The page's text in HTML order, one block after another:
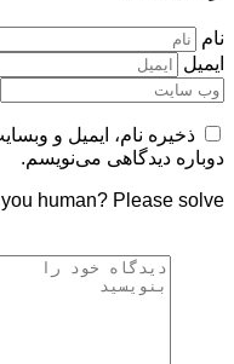
نام
ایمیل
ذخیره نام، ایمیل و
دوباره دیدگاهی می‌نویسم.
human? Please solve: